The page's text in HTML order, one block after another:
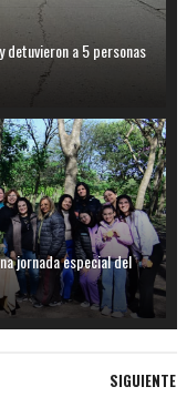
detuvieron a 5 personas
jornada especial del
SIGUIENTE